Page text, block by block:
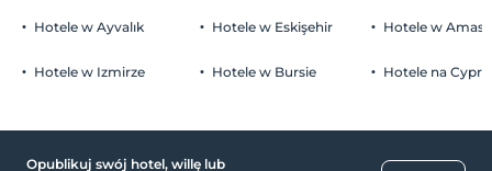
Usługa codziennego sprzątania
Hotele w Ayvalık
Hotele w Izmirze
Hotele w Eskişehir
Hotele w Bursie
Hotele w
Hotele na
Opublikuj swój hotel, willę lub